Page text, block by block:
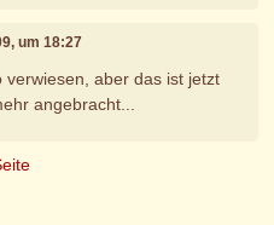
um 18:27
verwiesen, aber das ist jetzt
angebracht...